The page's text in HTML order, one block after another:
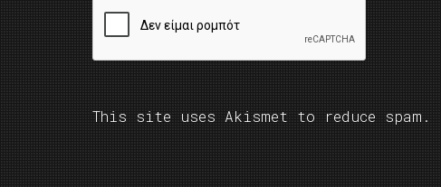
This site uses Akismet to reduce spam.